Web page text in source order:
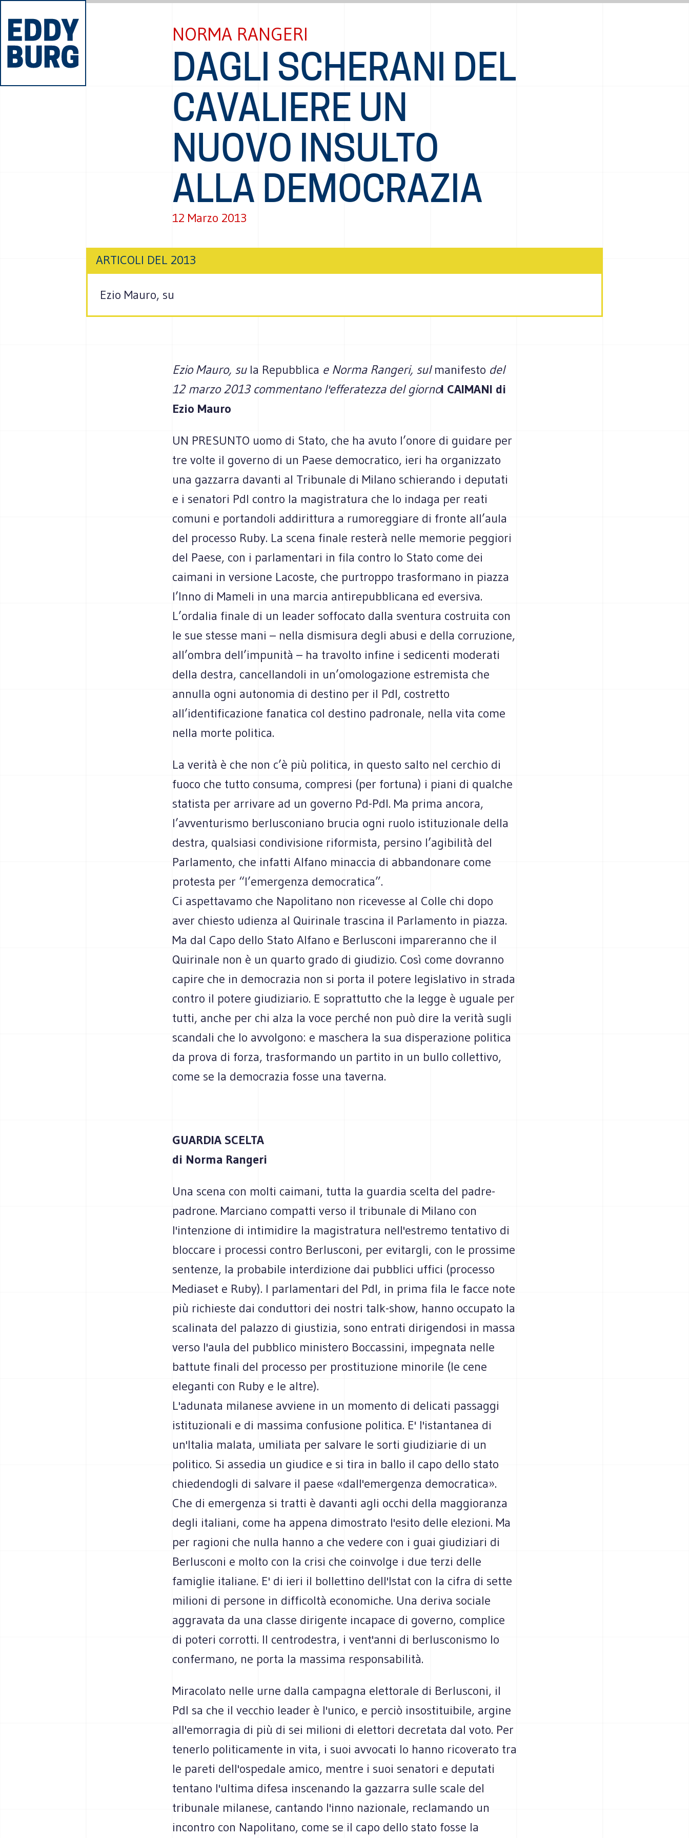
NORMA RANGERI
DAGLI SCHERANI DEL
CAVALIERE UN
NUOVO INSULTO
ALLA DEMOCRAZIA
12 Marzo 2013
ARTICOLI DEL 2013
Ezio Mauro, su
Ezio Mauro, su la Repubblica e Norma Rangeri, sul manifesto del
12 marzo 2013 commentano l'efferatezza del giornoI CAIMANI di
Ezio Mauro
UN PRESUNTO uomo di Stato, che ha avuto l’onore di guidare per
tre volte il governo di un Paese democratico, ieri ha organizzato
una gazzarra davanti al Tribunale di Milano schierando i deputati
e i senatori Pdl contro la magistratura che lo indaga per reati
comuni e portandoli addirittura a rumoreggiare di fronte all’aula
del processo Ruby. La scena finale resterà nelle memorie peggiori
del Paese, con i parlamentari in fila contro lo Stato come dei
caimani in versione Lacoste, che purtroppo trasformano in piazza
l’Inno di Mameli in una marcia antirepubblicana ed eversiva.
L’ordalia finale di un leader soffocato dalla sventura costruita con
le sue stesse mani – nella dismisura degli abusi e della corruzione,
all’ombra dell’impunità – ha travolto infine i sedicenti moderati
della destra, cancellandoli in un’omologazione estremista che
annulla ogni autonomia di destino per il Pdl, costretto
all’identificazione fanatica col destino padronale, nella vita come
nella morte politica.
La verità è che non c’è più politica, in questo salto nel cerchio di
fuoco che tutto consuma, compresi (per fortuna) i piani di qualche
statista per arrivare ad un governo Pd-Pdl. Ma prima ancora,
l’avventurismo berlusconiano brucia ogni ruolo istituzionale della
destra, qualsiasi condivisione riformista, persino l’agibilità del
Parlamento, che infatti Alfano minaccia di abbandonare come
protesta per “l’emergenza democratica”.
Ci aspettavamo che Napolitano non ricevesse al Colle chi dopo
aver chiesto udienza al Quirinale trascina il Parlamento in piazza.
Ma dal Capo dello Stato Alfano e Berlusconi impareranno che il
Quirinale non è un quarto grado di giudizio. Così come dovranno
capire che in democrazia non si porta il potere legislativo in strada
contro il potere giudiziario. E soprattutto che la legge è uguale per
tutti, anche per chi alza la voce perché non può dire la verità sugli
scandali che lo avvolgono: e maschera la sua disperazione politica
da prova di forza, trasformando un partito in un bullo collettivo,
come se la democrazia fosse una taverna.
GUARDIA SCELTA
di Norma Rangeri
Una scena con molti caimani, tutta la guardia scelta del padre-
padrone. Marciano compatti verso il tribunale di Milano con
l'intenzione di intimidire la magistratura nell'estremo tentativo di
bloccare i processi contro Berlusconi, per evitargli, con le prossime
sentenze, la probabile interdizione dai pubblici uffici (processo
Mediaset e Ruby). I parlamentari del Pdl, in prima fila le facce note
più richieste dai conduttori dei nostri talk-show, hanno occupato la
scalinata del palazzo di giustizia, sono entrati dirigendosi in massa
verso l'aula del pubblico ministero Boccassini, impegnata nelle
battute finali del processo per prostituzione minorile (le cene
eleganti con Ruby e le altre).
L'adunata milanese avviene in un momento di delicati passaggi
istituzionali e di massima confusione politica. E' l'istantanea di
un'Italia malata, umiliata per salvare le sorti giudiziarie di un
politico. Si assedia un giudice e si tira in ballo il capo dello stato
chiedendogli di salvare il paese «dall'emergenza democratica».
Che di emergenza si tratti è davanti agli occhi della maggioranza
degli italiani, come ha appena dimostrato l'esito delle elezioni. Ma
per ragioni che nulla hanno a che vedere con i guai giudiziari di
Berlusconi e molto con la crisi che coinvolge i due terzi delle
famiglie italiane. E' di ieri il bollettino dell'Istat con la cifra di sette
milioni di persone in difficoltà economiche. Una deriva sociale
aggravata da una classe dirigente incapace di governo, complice
di poteri corrotti. Il centrodestra, i vent'anni di berlusconismo lo
confermano, ne porta la massima responsabilità.
Miracolato nelle urne dalla campagna elettorale di Berlusconi, il
Pdl sa che il vecchio leader è l'unico, e perciò insostituibile, argine
all'emorragia di più di sei milioni di elettori decretata dal voto. Per
tenerlo politicamente in vita, i suoi avvocati lo hanno ricoverato tra
le pareti dell'ospedale amico, mentre i suoi senatori e deputati
tentano l'ultima difesa inscenando la gazzarra sulle scale del
tribunale milanese, cantando l'inno nazionale, reclamando un
incontro con Napolitano, come se il capo dello stato fosse la